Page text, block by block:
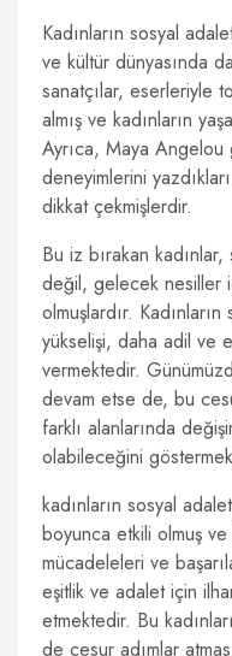
Kadınların sosyal
ve kültür dünyasında
sanatçılar, eserleriyle
almış ve kadınların
Ayrıca, Maya Angelou
deneyimlerini
dikkat çekmişlerdir.
Bu iz bırakan
değil, gelecek nesiller
olmuşlardır.
yükselişi, daha adil ve
vermektedir.
devam etse de, bu
farklı alanlarında
olabileceğini
kadınların sosyal
boyunca etkili olmuş ve
mücadeleleri ve
eşitlik ve adalet için
etmektedir. Bu
de cesur adımlar